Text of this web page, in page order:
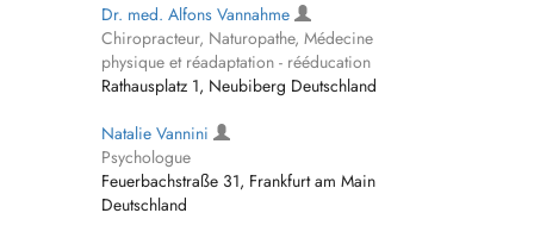
Dr. med. Alfons Vannahme
Chiropracteur, Naturopathe, Médecine
physique et réadaptation - rééducation
Rathausplatz 1, Neubiberg Deutschland
Natalie Vannini
Psychologue
Feuerbachstraße 31, Frankfurt am Main
Deutschland